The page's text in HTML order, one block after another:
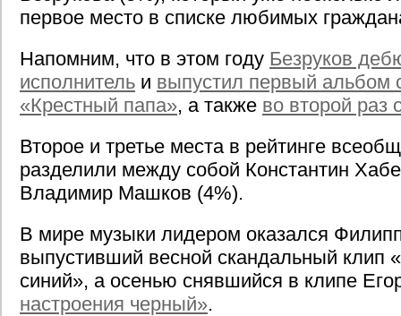
первое место в списке любимых
Напомним, что в этом году Безруков
исполнитель и выпустил первый альбом
«Крестный папа», а также во второй раз
Второе и третье места в рейтинге
разделили между собой Константин
Владимир Машков (4%).
В мире музыки лидером оказался
выпустивший весной скандальный клип
синий», а осенью снявшийся в клипе
настроения черный».